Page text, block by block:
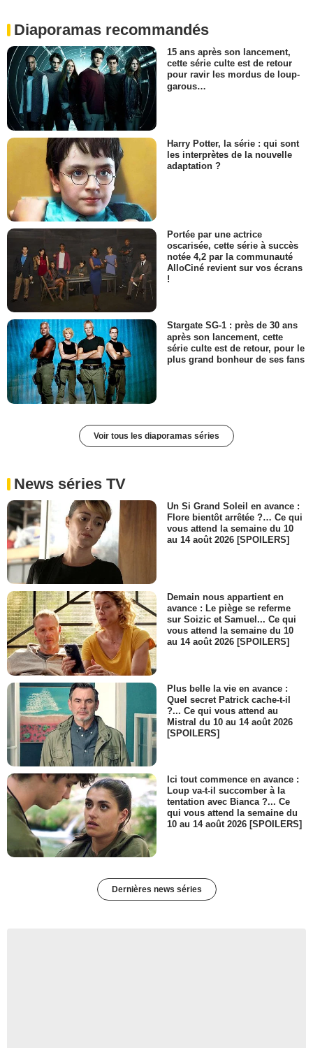
Diaporamas recommandés
15 ans après son lancement,
cette série culte est de retour
pour ravir les mordus de loup-
garous…
Harry Potter, la série : qui sont
les interprètes de la nouvelle
adaptation ?
Portée par une actrice
oscarisée, cette série à succès
notée 4,2 par la communauté
AlloCiné revient sur vos écrans
!
Stargate SG-1 : près de 30 ans
après son lancement, cette
série culte est de retour, pour le
plus grand bonheur de ses fans
Voir tous les diaporamas séries
News séries TV
Un Si Grand Soleil en avance :
Flore bientôt arrêtée ?… Ce qui
vous attend la semaine du 10
au 14 août 2026 [SPOILERS]
Demain nous appartient en
avance : Le piège se referme
sur Soizic et Samuel... Ce qui
vous attend la semaine du 10
au 14 août 2026 [SPOILERS]
Plus belle la vie en avance :
Quel secret Patrick cache-t-il
?... Ce qui vous attend au
Mistral du 10 au 14 août 2026
[SPOILERS]
Ici tout commence en avance :
Loup va-t-il succomber à la
tentation avec Bianca ?... Ce
qui vous attend la semaine du
10 au 14 août 2026 [SPOILERS]
Dernières news séries